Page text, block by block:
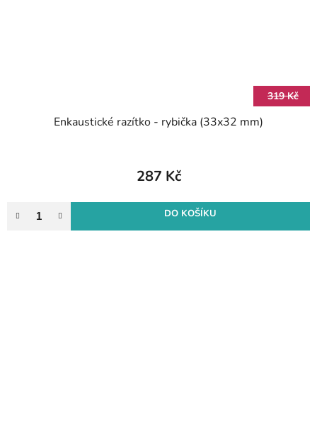
319 Kč
Enkaustické razítko - rybička (33x32 mm)
287 Kč
DO KOŠÍKU